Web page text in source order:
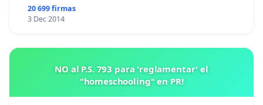
20 699 firmas
3 Dec 2014
NO al P.S. 793 para 'reglamentar' el
"homeschooling" en PR!